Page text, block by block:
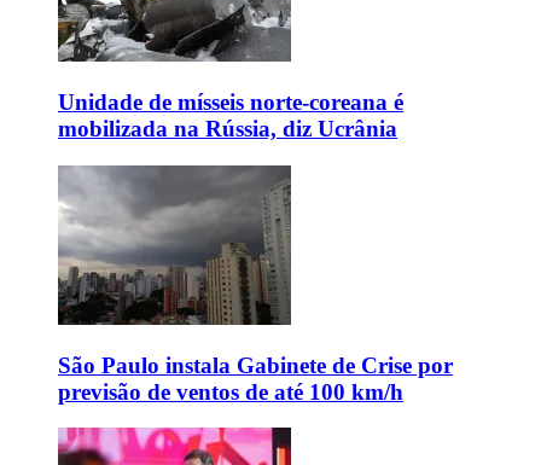
Unidade de mísseis norte-coreana é
mobilizada na Rússia, diz Ucrânia
São Paulo instala Gabinete de Crise por
previsão de ventos de até 100 km/h